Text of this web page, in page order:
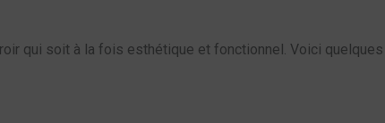
qui soit à la fois esthétique et fonctionnel. Voici